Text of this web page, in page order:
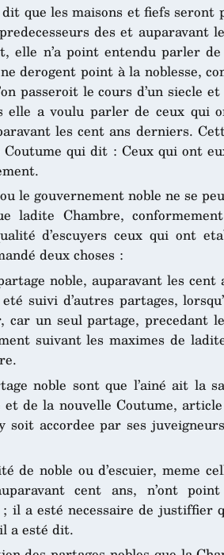
que les maisons et fiefs seront
des et auparavant
elle n’a point entendu parler
derogent point à la noblesse,
passeroit le cours d’un siecle
elle a voulu parler de ceux qui
les cent ans derniers.
qui dit : Ceux qui ont
le gouvernement noble ne se
ladite Chambre,
d’escuyers ceux qui ont
deux choses :
noble, auparavant les
suivi d’autres partages,
car un seul partage, precedant
suivant les maximes de
noble sont que l’ainé ait la
et de la nouvelle Coutume,
accordee par ses
de noble ou d’escuier, meme
cent ans, n’ont
il a esté necessaire de justiffier
a esté dit.